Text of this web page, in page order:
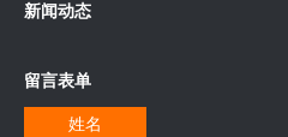
新闻动态
留言表单
姓名